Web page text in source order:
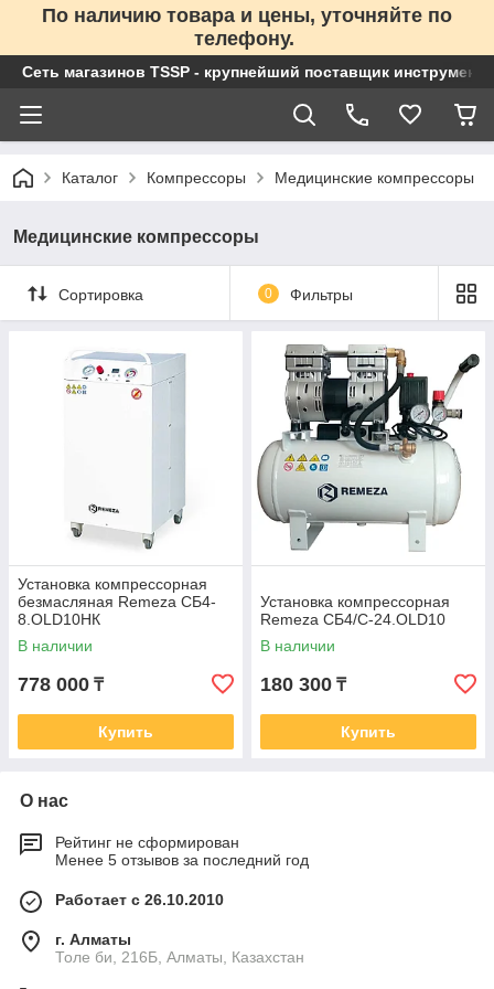
По наличию товара и цены, уточняйте по
телефону.
Сеть магазинов TSSP - крупнейший поставщик
Каталог Компрессоры Медицинские компрессоры
Медицинские компрессоры
Сортировка 0 Фильтры
Установка компрессорная
безмасляная Remeza СБ4-
8.OLD10НК
В наличии
778 000 ₸
Купить
Установка компрессорная
Remeza СБ4/С-24.OLD10
В наличии
180 300 ₸
Купить
О нас
Рейтинг не сформирован
Менее 5 отзывов за последний год
Работает с 26.10.2010
г. Алматы
Толе би, 216Б, Алматы, Казахстан